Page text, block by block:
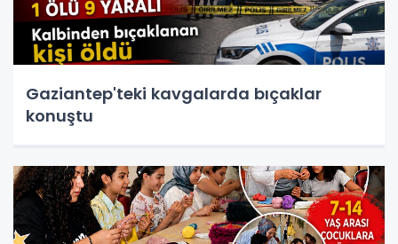
Gaziantep'teki kavgalarda bıçaklar
konuştu